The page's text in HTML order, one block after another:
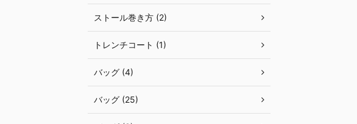
ストール巻き方 (2)
トレンチコート (1)
バッグ (4)
バッグ (25)